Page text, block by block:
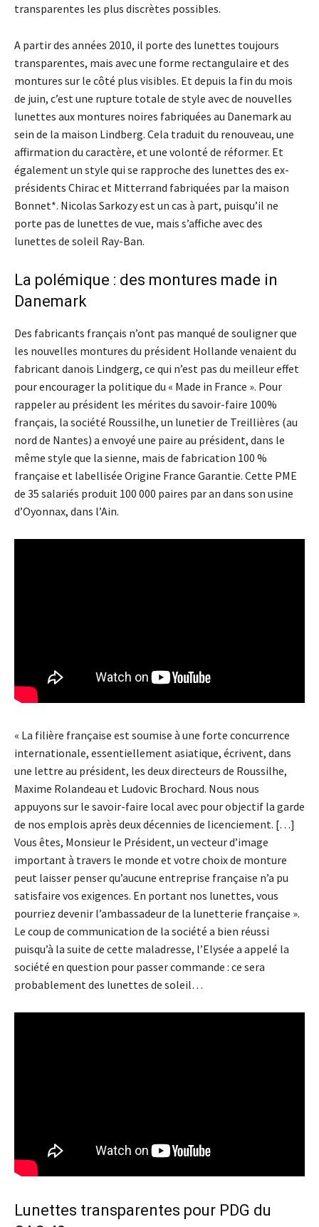
transparentes les plus discrètes possibles.
A partir des années 2010, il porte des lunettes toujours
transparentes, mais avec une forme rectangulaire et des
montures sur le côté plus visibles. Et depuis la fin du mois
de juin, c’est une rupture totale de style avec de nouvelles
lunettes aux montures noires fabriquées au Danemark au
sein de la maison Lindberg. Cela traduit du renouveau, une
affirmation du caractère, et une volonté de réformer. Et
également un style qui se rapproche des lunettes des ex-
présidents Chirac et Mitterrand fabriquées par la maison
Bonnet*. Nicolas Sarkozy est un cas à part, puisqu’il ne
porte pas de lunettes de vue, mais s’affiche avec des
lunettes de soleil Ray-Ban.
La polémique : des montures made in
Danemark
Des fabricants français n’ont pas manqué de souligner que
les nouvelles montures du président Hollande venaient du
fabricant danois Lindgerg, ce qui n’est pas du meilleur effet
pour encourager la politique du « Made in France ». Pour
rappeler au président les mérites du savoir-faire 100%
français, la société Roussilhe, un lunetier de Treillières (au
nord de Nantes) a envoyé une paire au président, dans le
même style que la sienne, mais de fabrication 100 %
française et labellisée Origine France Garantie. Cette PME
de 35 salariés produit 100 000 paires par an dans son usine
d’Oyonnax, dans l’Ain.
« La filière française est soumise à une forte concurrence
internationale, essentiellement asiatique, écrivent, dans
une lettre au président, les deux directeurs de Roussilhe,
Maxime Rolandeau et Ludovic Brochard. Nous nous
appuyons sur le savoir-faire local avec pour objectif la garde
de nos emplois après deux décennies de licenciement. […]
Vous êtes, Monsieur le Président, un vecteur d’image
important à travers le monde et votre choix de monture
peut laisser penser qu’aucune entreprise française n’a pu
satisfaire vos exigences. En portant nos lunettes, vous
pourriez devenir l’ambassadeur de la lunetterie française ».
Le coup de communication de la société a bien réussi
puisqu’à la suite de cette maladresse, l’Elysée a appelé la
société en question pour passer commande : ce sera
probablement des lunettes de soleil…
Lunettes transparentes pour PDG du